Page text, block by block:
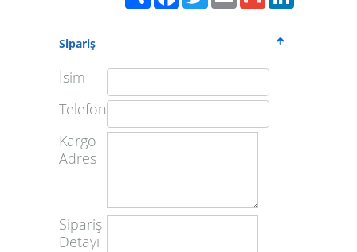
Sipariş
İsim
Telefon
Kargo
Adres
Sipariş
Detayı